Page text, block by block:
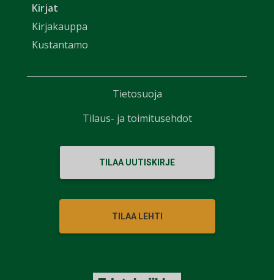
Kirjat
Kirjakauppa
Kustantamo
TILAA UUTISKIRJE
TILAA LEHTI
Tietosuoja
Tilaus- ja toimitusehdot